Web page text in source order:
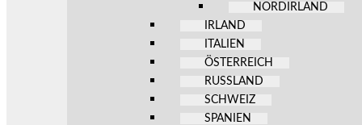
NORDIRLAND
IRLAND
ITALIEN
ÖSTERREICH
RUSSLAND
SCHWEIZ
SPANIEN